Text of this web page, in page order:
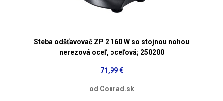
Steba odšťavovač ZP 2 160 W so stojnou nohou
nerezová oceľ, oceľová; 250200
71,99 €
od Conrad.sk